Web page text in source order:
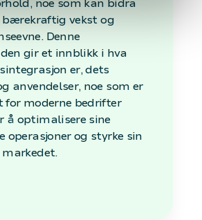
noe som kan bidra
vekst og
Denne
gir et innblikk i hva
er, dets
anvendelser, noe som er
for moderne bedrifter
å optimalisere sine
operasjoner og styrke sin